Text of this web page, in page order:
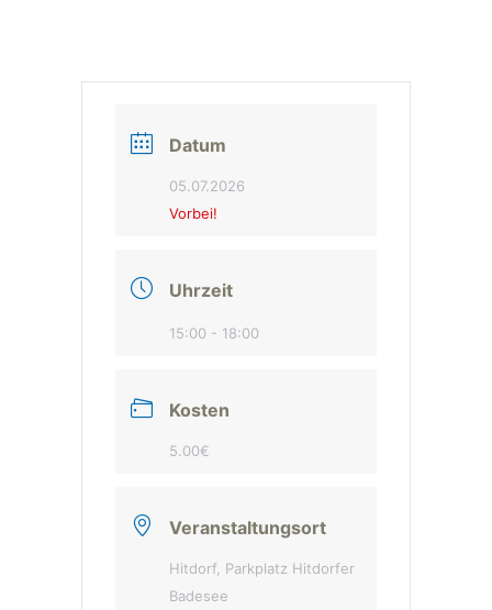
Datum
05.07.2026
Vorbei!
Uhrzeit
15:00 - 18:00
Kosten
5.00€
Veranstaltungsort
Hitdorf, Parkplatz Hitdorfer
Badesee